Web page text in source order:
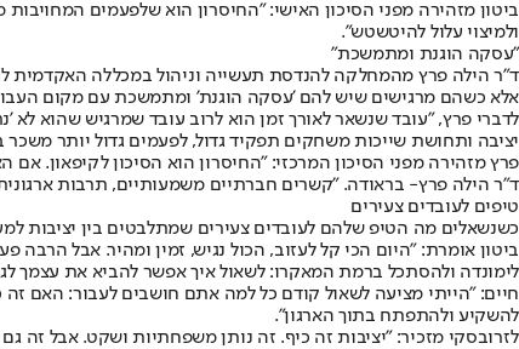
ביטון מזהירה מפני הסיכון האישי: "החיסרון הוא שלפעמים
ולמיצוי עלול להיטשטש".
"עסקה הוגנת ומתמשכת"
ד"ר הילה פרץ מהמחלקה להנדסת תעשייה וניהול במכללה האקדמית
אלא כשהם מרגישים שיש להם 'עסקה הוגנת' ומתמשכת עם מקום
לדברי פרץ, "עובד שנשאר לאורך זמן הוא לרוב עובד שמרגיש שהוא
יציבה ותחושת שייכות משחקים תפקיד גדול, לפעמים גדול יותר משכר
פרץ מזהירה מפני הסיכון המרכזי: "החיסרון הוא הסיכון לקיפאון. אם
ד"ר הילה פרץ- בראודה. "קשרים חברתיים משמעותיים, תרבות
טיפים לעובדים צעירים
כשנשאלים מה הטיפ שלהם לעובדים צעירים שמתלבטים בין יציבות
ביטון אומרת: "היום הכי קל לעזוב, הכול נגיש, זמין ומהיר. אבל
לימונדה ולהסתכל ברמת המאקרו: לשאול איך אפשר להביא את עצמך
להשקיע ולהתפתח בתוך הארגון".
לזרובסקי מזכיר: "יציבות זה כיף. זה נותן משפחתיות ושקט. אבל זה